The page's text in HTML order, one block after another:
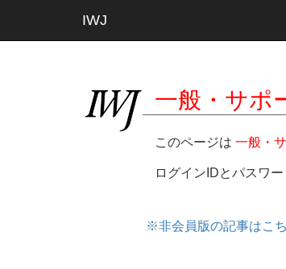
IWJ
一般・サポ
このページは 一般・
ログインIDとパスワ
※非会員版の記事はこ